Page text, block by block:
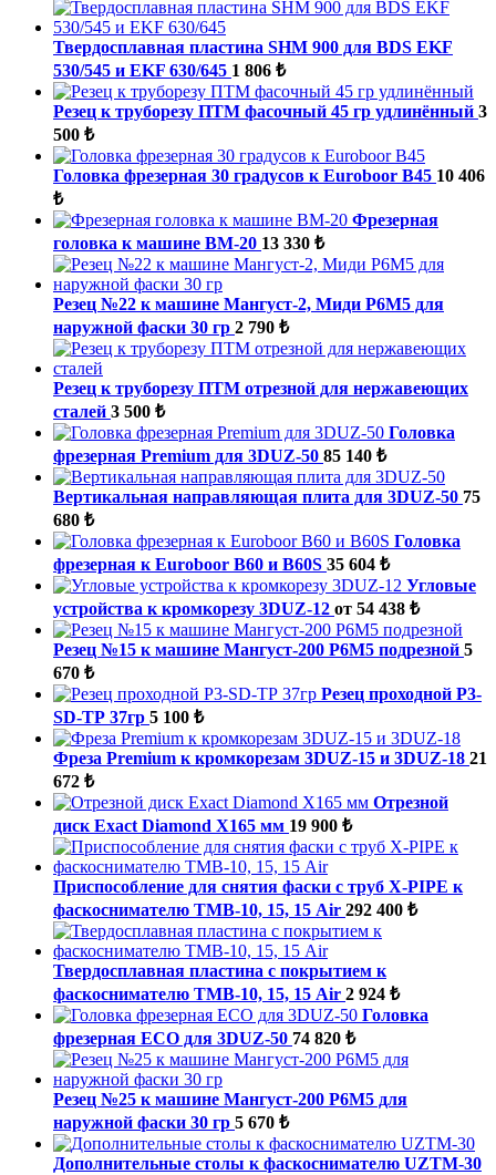
Твердосплавная пластина SHM 900 для BDS EKF
530/545 и EKF 630/645 1 806 ₺
Резец к труборезу ПТМ фасочный 45 гр удлинённый 3
500 ₺
Головка фрезерная 30 градусов к Euroboor B45 10 406
₺
Фрезерная
головка к машине ВМ-20 13 330 ₺
Резец №22 к машине Мангуст-2, Миди Р6М5 для
наружной фаски 30 гр 2 790 ₺
Резец к труборезу ПТМ отрезной для нержавеющих
сталей 3 500 ₺
Головка
фрезерная Premium для 3DUZ-50 85 140 ₺
Вертикальная направляющая плита для 3DUZ-50 75
680 ₺
Головка
фрезерная к Euroboor B60 и B60S 35 604 ₺
Угловые
устройства к кромкорезу 3DUZ-12 от 54 438 ₺
Резец №15 к машине Мангуст-200 Р6М5 подрезной 5
670 ₺
Резец проходной P3-
SD-ТР 37гр 5 100 ₺
Фреза Premium к кромкорезам 3DUZ-15 и 3DUZ-18 21
672 ₺
Отрезной
диск Exact Diamond X165 мм 19 900 ₺
Приспособление для снятия фаски с труб X-PIPE к
фаскоснимателю ТМВ-10, 15, 15 Air 292 400 ₺
Твердосплавная пластина с покрытием к
фаскоснимателю ТМВ-10, 15, 15 Air 2 924 ₺
Головка
фрезерная ECO для 3DUZ-50 74 820 ₺
Резец №25 к машине Мангуст-200 Р6М5 для
наружной фаски 30 гр 5 670 ₺
Дополнительные столы к фаскоснимателю UZTM-30